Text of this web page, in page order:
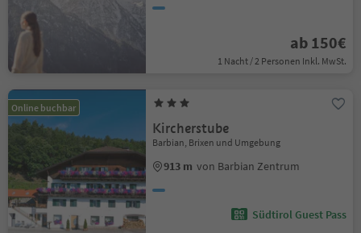
ab 150€
1 Nacht / 2 Personen Inkl. MwSt.
Online buchbar
Kircherstube
Barbian, Brixen und Umgebung
913 m von Barbian Zentrum
Südtirol Guest Pass